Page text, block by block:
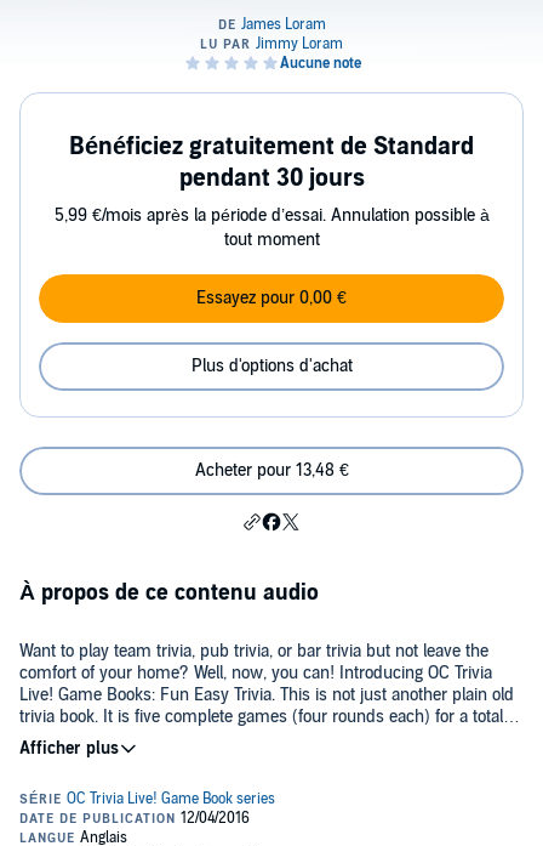
Bénéficiez gratuitement de Standard
pendant 30 jours
5,99 €/mois après la période d’essai. Annulation possible à
tout moment
Essayez pour 0,00 €
Plus d'options d'achat
Acheter pour 13,48 €
À propos de ce contenu audio
Want to play team trivia, pub trivia, or bar trivia but not leave the
comfort of your home? Well, now, you can! Introducing OC Trivia
Live! Game Books: Fun Easy Trivia. This is not just another plain old
trivia book. It is five complete games (four rounds each) for a total of
20 rounds. Play the game and have fun with friends at home, while
commuting to work, on a long road trip, or just test yourself for fun.
©2016 James Loram (P)2016 James Loram